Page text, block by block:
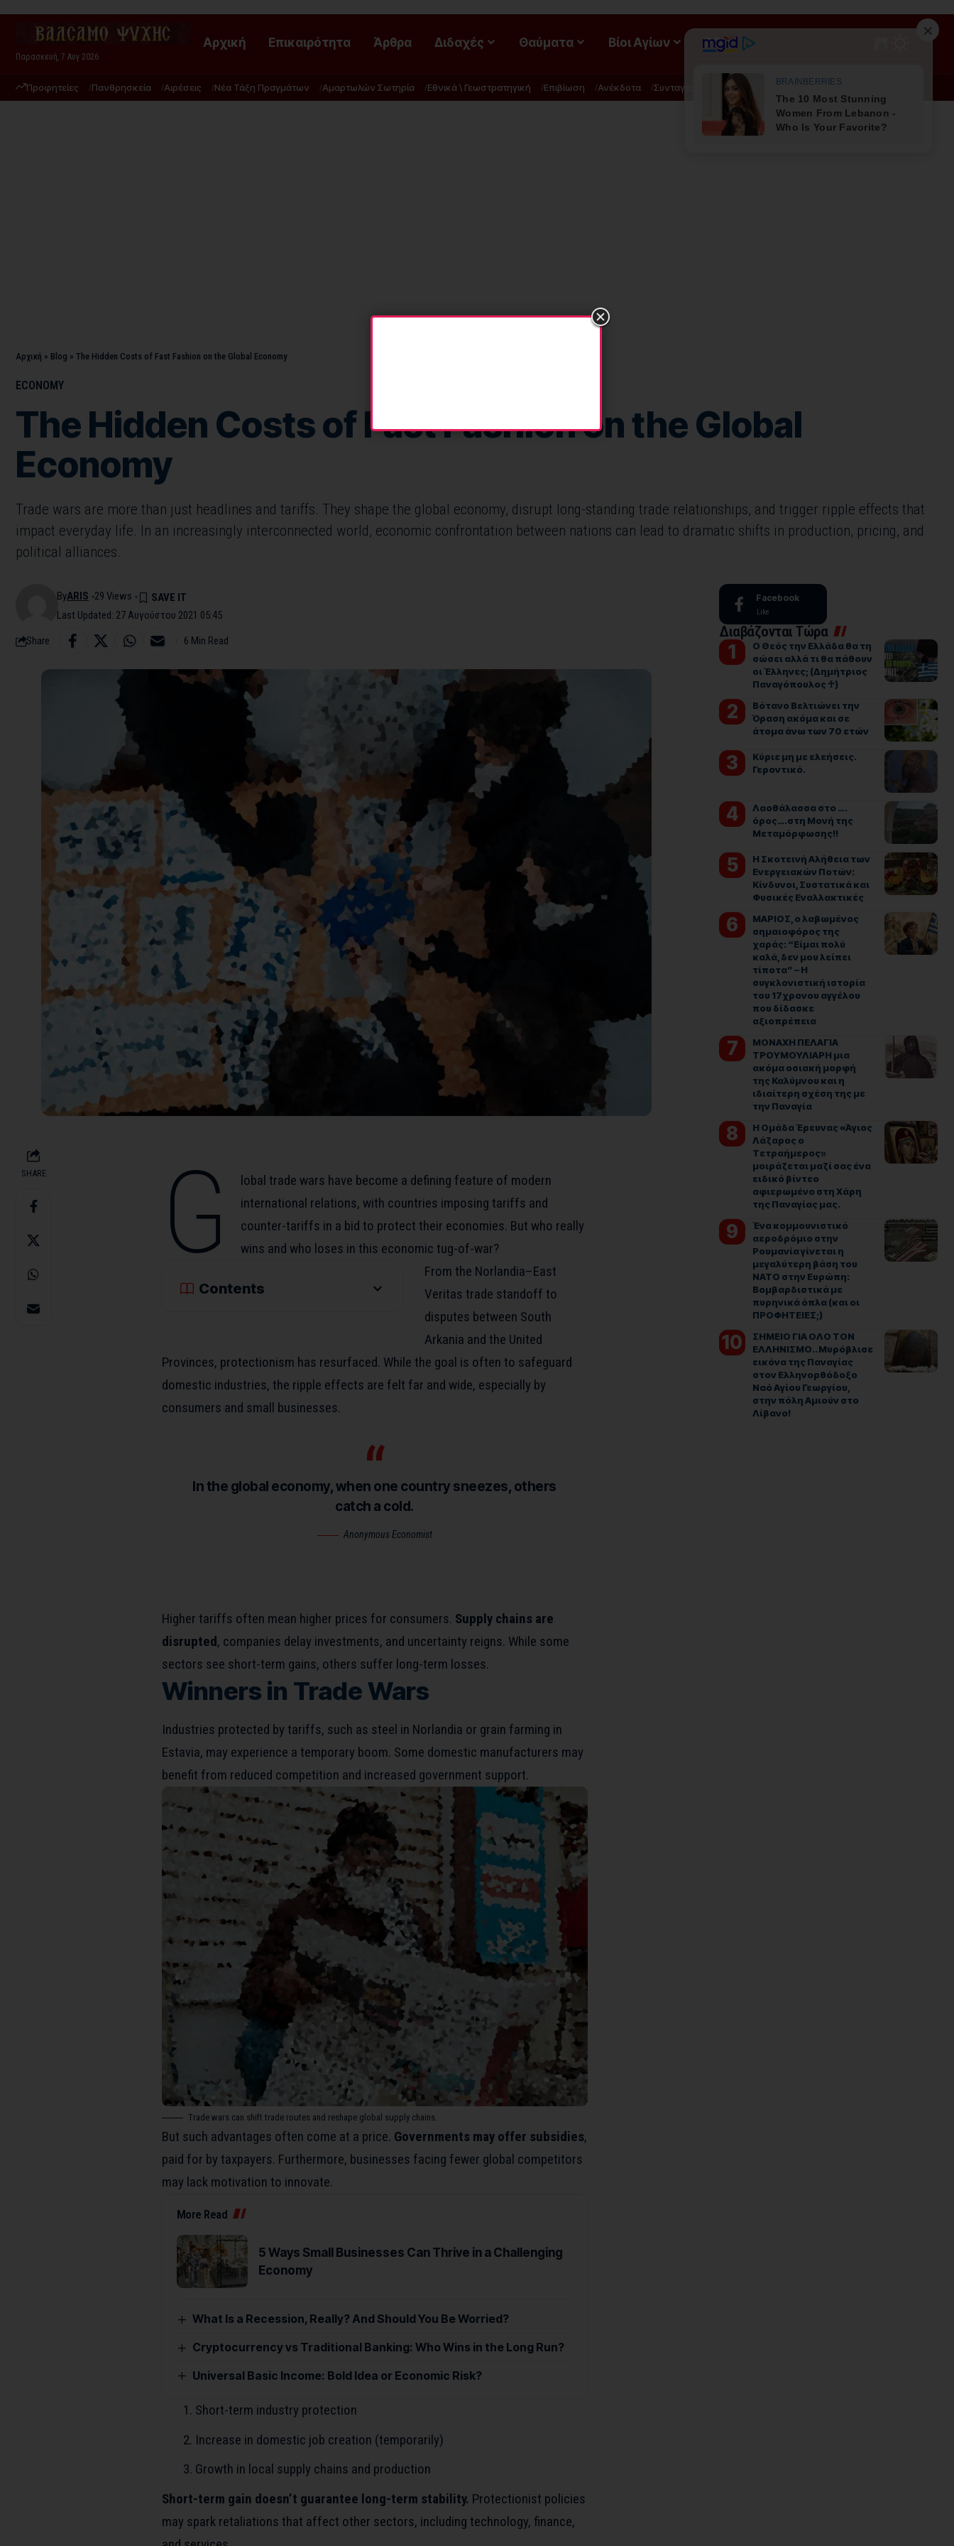
Παρασκευή, 7 Αυγ 2026
Αρχική Επικαιρότητα Άρθρα Διδαχές Θαύματα Βίοι Αγίων ΡΟΗ
Προφητείες Πανθρησκεία Αιρέσεις Νέα Τάξη Πραγμάτων Αμαρτωλών Σωτηρία Εθνικά \ Γεωστρατηγική Επιβίωση Ανέκδοτα Συνταγές Διατροφή - Φυσική Ιατρική
Αρχική » Blog » The Hidden Costs of Fast Fashion on the Global Economy
ECONOMY
The Hidden Costs of Fast Fashion on the Global
Economy
Trade wars are more than just headlines and tariffs. They shape the global economy, disrupt long-standing trade relationships, and trigger ripple effects that
impact everyday life. In an increasingly interconnected world, economic confrontation between nations can lead to dramatic shifts in production, pricing, and
political alliances.
Last Updated: 27 Αυγούστου 2021 05:45
ByARIS 29 Views
Share 6 Min Read
SHARE G
lobal trade wars have become a defining feature of modern
international relations, with countries imposing tariffs and
counter-tariffs in a bid to protect their economies. But who really
wins and who loses in this economic tug-of-war?
Contents
From the Norlandia–East
Veritas trade standoff to
disputes between South
Arkania and the United
Provinces, protectionism has resurfaced. While the goal is often to safeguard
domestic industries, the ripple effects are felt far and wide, especially by
consumers and small businesses.
In the global economy, when one country sneezes, others
catch a cold.
Anonymous Economist
Higher tariffs often mean higher prices for consumers. Supply chains are
disrupted, companies delay investments, and uncertainty reigns. While some
sectors see short-term gains, others suffer long-term losses.
Winners in Trade Wars
Industries protected by tariffs, such as steel in Norlandia or grain farming in
Estavia, may experience a temporary boom. Some domestic manufacturers may
benefit from reduced competition and increased government support.
Trade wars can shift trade routes and reshape global supply chains.
But such advantages often come at a price. Governments may offer subsidies,
paid for by taxpayers. Furthermore, businesses facing fewer global competitors
may lack motivation to innovate.
More Read
5 Ways Small Businesses Can Thrive in a Challenging
Economy
What Is a Recession, Really? And Should You Be Worried?
Cryptocurrency vs Traditional Banking: Who Wins in the Long Run?
Universal Basic Income: Bold Idea or Economic Risk?
Short-term industry protection
Increase in domestic job creation (temporarily)
Growth in local supply chains and production
Short-term gain doesn’t guarantee long-term stability. Protectionist policies
may spark retaliations that affect other sectors, including technology, finance,
Facebook
Like
Διαβάζονται Τώρα
Ο Θεός την Ελλάδα θα τη
σώσει αλλά τι θα πάθουν
οι Έλληνες; (Δημήτριος
Παναγόπουλος ♰)
Βότανο Βελτιώνει την
Όραση ακόμα και σε
άτομα άνω των 70 ετών
Kύριε μη με ελεήσεις.
Γεροντικό.
Λαοθάλασσα στο ….
όρος….στη Μονή της
Μεταμόρφωσης!!
Η Σκοτεινή Αλήθεια των
Ενεργειακών Ποτών:
Κίνδυνοι, Συστατικά και
Φυσικές Εναλλακτικές
ΜΑΡΙΟΣ, ο λαβωμένος
σημαιοφόρος της
χαράς: “Είμαι πολύ
καλά, δεν μου λείπει
τίποτα” – Η
συγκλονιστική ιστορία
του 17χρονου αγγέλου
που δίδασκε
αξιοπρέπεια
ΜΟΝΑΧΗ ΠΕΛΑΓΙΑ
ΤΡΟΥΜΟΥΛΙΑΡΗ μια
ακόμα οσιακή μορφή
της Καλύμνου και η
ιδιαίτερη σχέση της με
την Παναγία
Η Ομάδα Έρευνας «Άγιος
Λάζαρος ο
Τετραήμερος»
μοιράζεται μαζί σας ένα
ειδικό βίντεο
αφιερωμένο στη Χάρη
της Παναγίας μας.
Ένα κομμουνιστικό
αεροδρόμιο στην
Ρουμανία γίνεται η
μεγαλύτερη βάση του
ΝΑΤΟ στην Ευρώπη:
Βομβαρδιστικά με
πυρηνικά όπλα (και οι
ΠΡΟΦΗΤΕΙΕΣ;)
ΣΗΜΕΙΟ ΓΙΑ ΟΛΟ ΤΟΝ
ΕΛΛΗΝΙΣΜΟ.. Μυρόβλισε
εικόνα της Παναγίας
στον Ελληνορθόδοξο
Ναό Αγίου Γεωργίου,
στην πόλη Αμιούν στο
Λίβανο!